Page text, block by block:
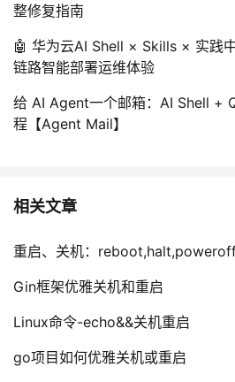
整修复指南
🤖 华为云AI Shell × Skills × 实践
链路智能部署运维体验
给 AI Agent一个邮箱：AI Shell +
程【Agent Mail】
相关文章
重启、关机：
Gin框架优雅关机和重启
Linux命令-echo&&关机重启
go项目如何优雅关机或重启